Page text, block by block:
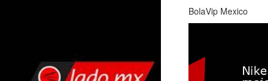
BolaVip Mexico